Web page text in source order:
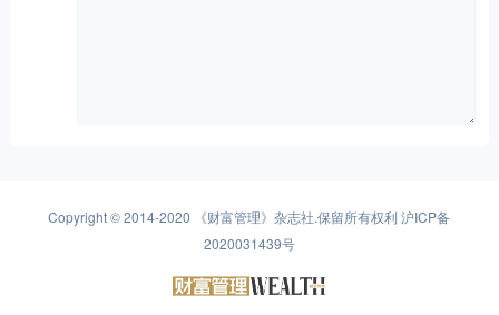
Copyright © 2014-2020 《财富管理》杂志社.保留所有权利沪ICP备
2020031439号